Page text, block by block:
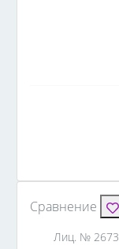
Сравнение
Лиц. № 2673